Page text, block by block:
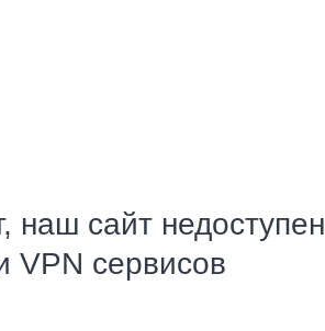
наш сайт недоступен
VPN сервисов